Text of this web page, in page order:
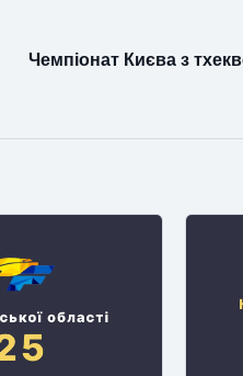
Чемпіонат Києва з